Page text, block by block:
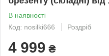
В наявності
Код: nosilki666
Роздріб
4 999 ₴